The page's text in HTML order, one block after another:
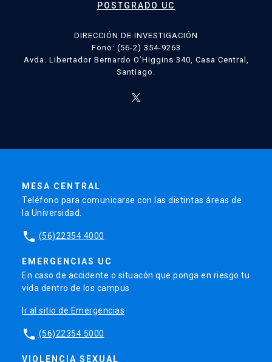
POSTGRADO UC
DIRECCIÓN DE INVESTIGACIÓN
Fono: (56-2) 354-9263
Avda. Libertador Bernardo O’Higgins 340, Casa Central,
Santiago.
MESA CENTRAL
Teléfono para comunicarse con las distintas áreas de
la Universidad.
phone (56)22354 4000
EMERGENCIAS UC
En caso de accidente o situacón que ponga en riesgo tu
vida dentro de los campus
Ir al sitio de Emergencias
phone (56)22354 5000
VIOLENCIA SEXUAL